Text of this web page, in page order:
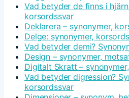
Vad betyder de finns i
korsordssvar
Deklarera – synonymer,
Delge: synonymer,
Vad betyder demi?
Design – synonymer,
Digitalt Skratt –
Vad betyder digression?
korsordssvar